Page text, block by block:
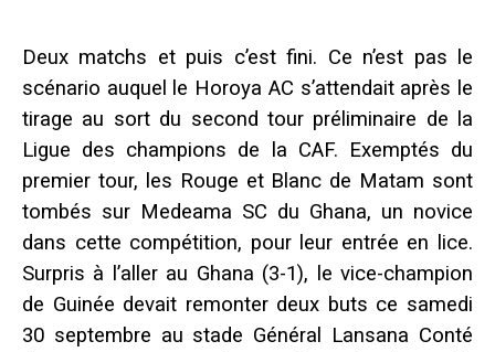
Deux matchs et puis c’est fini. Ce n’est pas le
scénario auquel le Horoya AC s’attendait après le
tirage au sort du second tour préliminaire de la
Ligue des champions de la CAF. Exemptés du
premier tour, les Rouge et Blanc de Matam sont
tombés sur Medeama SC du Ghana, un novice
dans cette compétition, pour leur entrée en lice.
Surpris à l’aller au Ghana (3-1), le vice-champion
de Guinée devait remonter deux buts ce samedi
30 septembre au stade Général Lansana Conté